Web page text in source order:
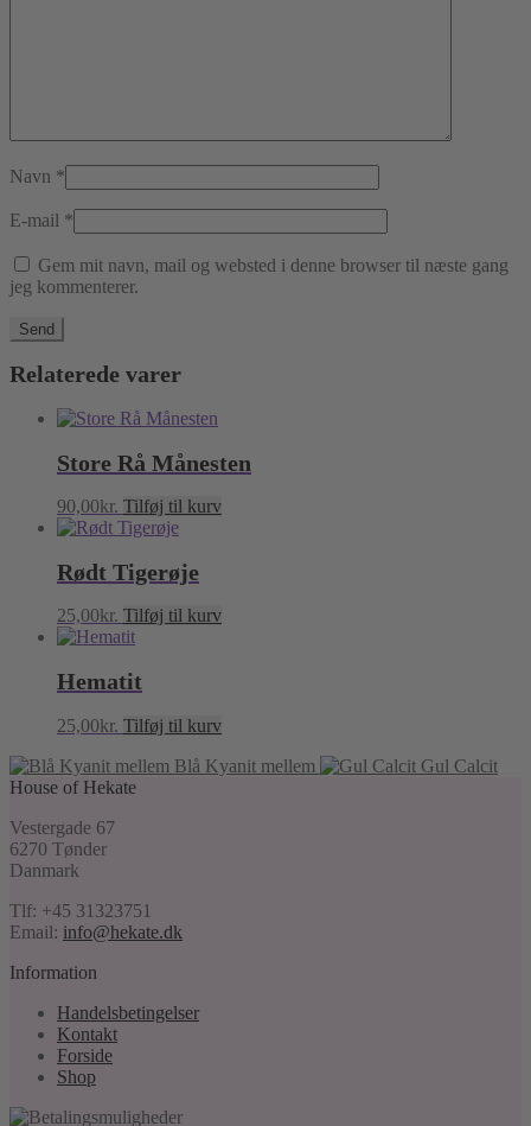
Navn *
E-mail *
Gem mit navn, mail og websted i denne browser til næste gang
jeg kommenterer.
Relaterede varer
Store Rå Månesten
90,00kr. Tilføj til kurv
Rødt Tigerøje
25,00kr. Tilføj til kurv
Hematit
25,00kr. Tilføj til kurv
Blå Kyanit mellem
Gul Calcit
House of Hekate
Vestergade 67
6270 Tønder
Danmark
Tlf: +45 31323751
Email: info@hekate.dk
Information
Handelsbetingelser
Kontakt
Forside
Shop